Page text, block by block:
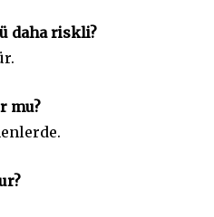
daha riskli?
mu?